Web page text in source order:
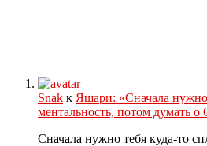
Snak к Яшари: «Сначала
ментальность, потом думать о
Сначала нужно тебя куда-то